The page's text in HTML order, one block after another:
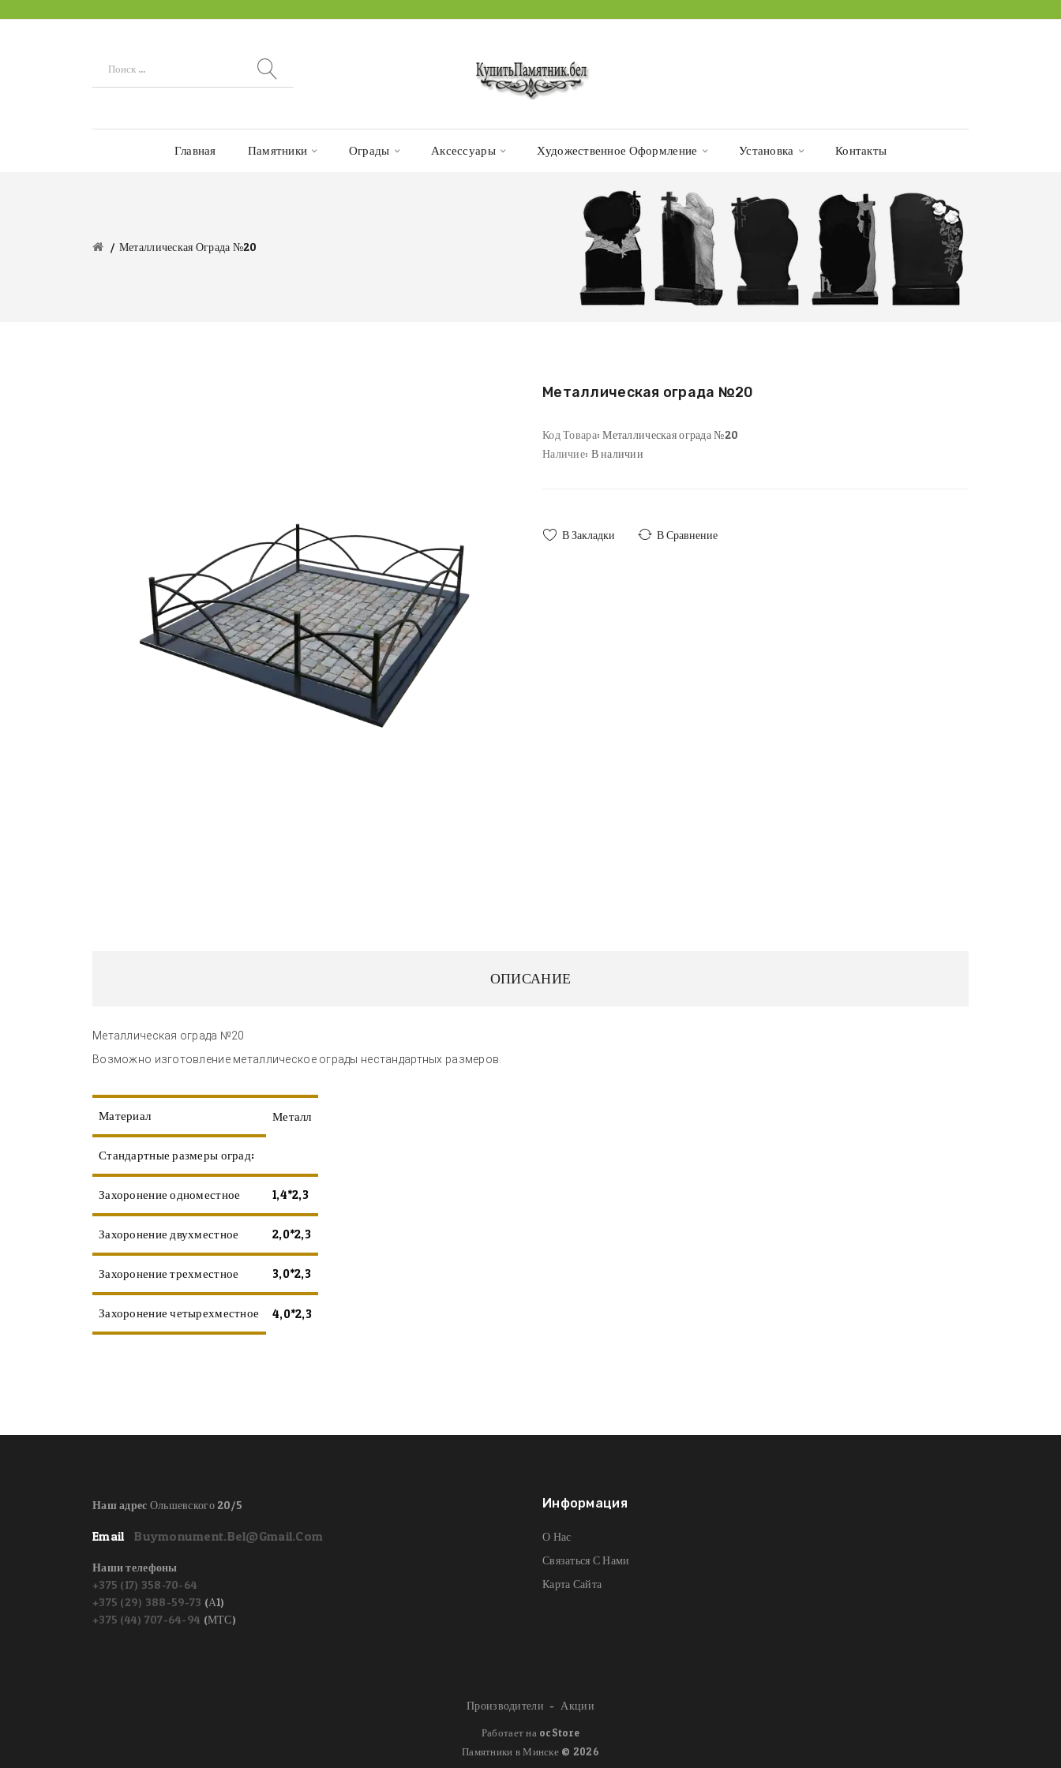
Главная Памятники Ограды Аксессуары Художественное Оформление Установка Контакты
Металлическая Ограда №20
Металлическая ограда №20
Код Товара:Металлическая ограда №20
Наличие: В наличии
В Закладки В Сравнение
ОПИСАНИЕ
Металлическая ограда №20
Возможно изготовление металлическое ограды нестандартных размеров.
Материал Металл
Стандартные размеры оград:
Захоронение одноместное 1,4*2,3
Захоронение двухместное 2,0*2,3
Захоронение трехместное 3,0*2,3
Захоронение четырехместное 4,0*2,3
Наш адрес Ольшевского 20/5
EmailBuymonument.bel@gmail.com
Наши телефоны
+375 (17) 358-70-64
+375 (29) 388-59-73 (А1)
+375 (44) 707-64-94 (МТС)
Информация
О Нас
Связаться С Нами
Карта Сайта
Производители Акции
Работает на ocStore
Памятники в Минске © 2026